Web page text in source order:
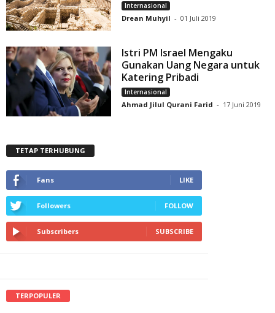
Internasional
Drean Muhyil - 01 Juli 2019
Istri PM Israel Mengaku
Gunakan Uang Negara untuk
Katering Pribadi
Internasional
Ahmad Jilul Qurani Farid - 17 Juni 2019
TETAP TERHUBUNG
Fans LIKE
Followers FOLLOW
Subscribers SUBSCRIBE
TERPOPULER